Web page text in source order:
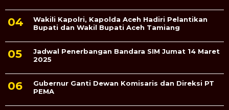
Wakili Kapolri, Kapolda Aceh Hadiri Pelantikan
Bupati dan Wakil Bupati Aceh Tamiang
Jadwal Penerbangan Bandara SIM Jumat 14 Maret
2025
Gubernur Ganti Dewan Komisaris dan Direksi PT
PEMA